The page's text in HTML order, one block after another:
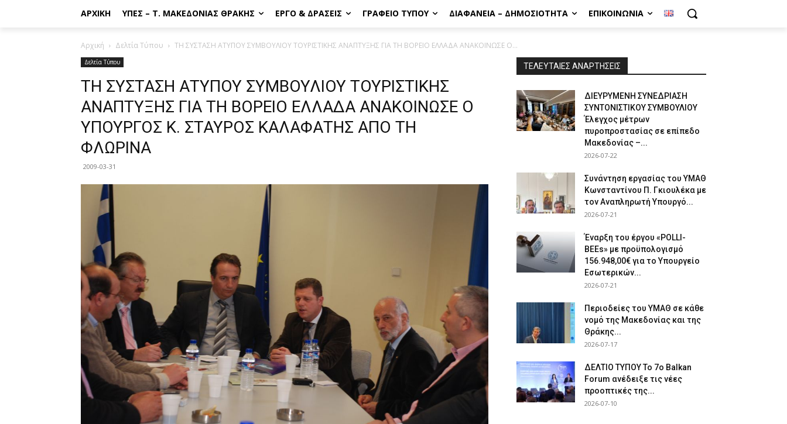
ΑΡΧΙΚΉ ΥΠΕΣ – Τ. ΜΑΚΕΔΟΝΊΑΣ ΘΡΆΚΗΣ ΈΡΓΟ & ΔΡΆΣΕΙΣ ΓΡΑΦΕΊΟ ΤΎΠΟΥ ΔΙΑΦΆΝΕΙΑ – ΔΗΜΟΣΙΌΤΗΤΑ ΕΠΙΚΟΙΝΩΝΊΑ
Αρχική Δελτία Τύπου ΤΗ ΣΥΣΤΑΣΗ ΑΤΥΠΟΥ ΣΥΜΒΟΥΛΙΟΥ ΤΟΥΡΙΣΤΙΚΗΣ ΑΝΑΠΤΥΞΗΣ ΓΙΑ ΤΗ ΒΟΡΕΙΟ ΕΛΛΑΔΑ ΑΝΑΚΟΙΝΩΣΕ Ο...
Δελτία Τύπου
ΤΗ ΣΥΣΤΑΣΗ ΑΤΥΠΟΥ ΣΥΜΒΟΥΛΙΟΥ ΤΟΥΡΙΣΤΙΚΗΣ
ΑΝΑΠΤΥΞΗΣ ΓΙΑ ΤΗ ΒΟΡΕΙΟ ΕΛΛΑΔΑ ΑΝΑΚΟΙΝΩΣΕ Ο
ΥΠΟΥΡΓΟΣ Κ. ΣΤΑΥΡΟΣ ΚΑΛΑΦΑΤΗΣ ΑΠΟ ΤΗ
ΦΛΩΡΙΝΑ
2009-03-31
ΤΕΛΕΥΤΑΙΕΣ ΑΝΑΡΤΗΣΕΙΣ
ΔΙΕΥΡΥΜΕΝΗ ΣΥΝΕΔΡΙΑΣΗ
ΣΥΝΤΟΝΙΣΤΙΚΟΥ ΣΥΜΒΟΥΛΙΟΥ
Έλεγχος μέτρων
πυροπροστασίας σε επίπεδο
Μακεδονίας –...
2026-07-22
Συνάντηση εργασίας του ΥΜΑΘ
Κωνσταντίνου Π. Γκιουλέκα με
τον Αναπληρωτή Υπουργό...
2026-07-21
Έναρξη του έργου «POLLI-
BEEs» με προϋπολογισμό
156.948,00€ για το Υπουργείο
Εσωτερικών...
2026-07-21
Περιοδείες του ΥΜΑΘ σε κάθε
νομό της Μακεδονίας και της
Θράκης...
2026-07-17
ΔΕΛΤΙΟ ΤΥΠΟΥ Το 7ο Balkan
Forum ανέδειξε τις νέες
προοπτικές της...
2026-07-10